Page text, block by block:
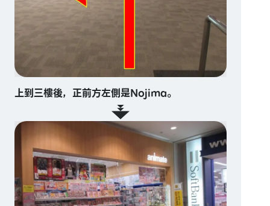
上到三樓後，正前方左側是Nojima。